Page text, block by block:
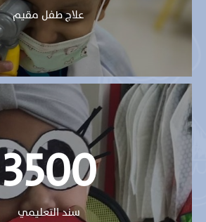
علاج طفل مقيم
3500
سند التعليمي